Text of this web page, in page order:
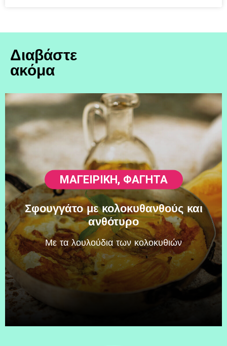
Διαβάστε
ακόμα
ΜΑΓΕΙΡΙΚΗ, ΦΑΓΗΤΆ
Σφουγγάτο με κολοκυθανθούς και
ανθότυρο
Mε τα λουλούδια των κολοκυθιών